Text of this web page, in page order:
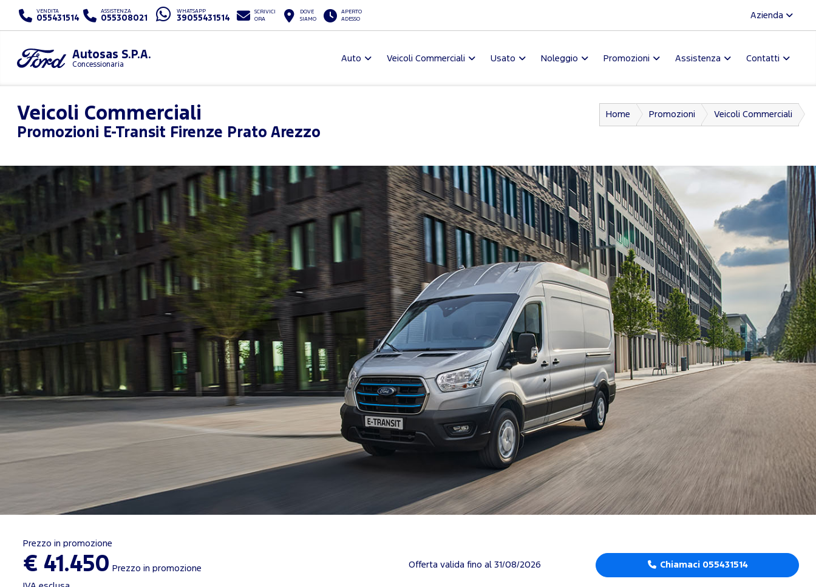
VENDITA
055431514
ASSISTENZA
055308021
WHATSAPP
39055431514
SCRIVICI
ORA
DOVE
SIAMO
APERTO
ADESSO
Azienda
Autosas S.P.A.
Concessionaria
Auto Veicoli Commerciali Usato Noleggio Promozioni Assistenza Contatti
Veicoli Commerciali
Promozioni E-Transit Firenze Prato Arezzo
Home Promozioni Veicoli Commerciali
Prezzo in promozione
€ 41.450 Prezzo in promozione Offerta valida fino al 31/08/2026 Chiamaci 055431514